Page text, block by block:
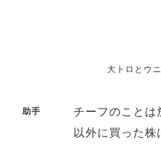
大トロとウ
助手
チーフのことは
以外に買った